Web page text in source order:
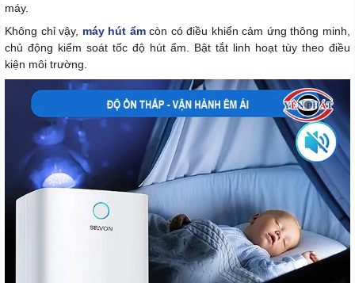
máy.
Không chỉ vậy, máy hút ẩmcòn có điều khiển cảm ứng thông minh,
chủ động kiểm soát tốc độ hút ẩm. Bật tắt linh hoạt tùy theo điều
kiện môi trường.